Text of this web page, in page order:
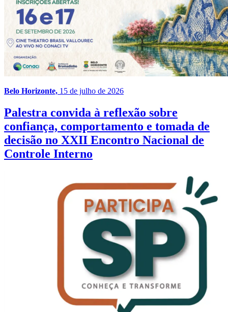
Belo Horizonte, 15 de julho de 2026
Palestra convida à reflexão sobre
confiança, comportamento e tomada de
decisão no XXII Encontro Nacional de
Controle Interno